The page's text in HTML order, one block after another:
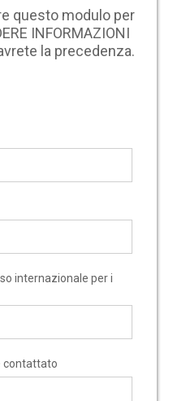
questo modulo per
INFORMAZIONI
la precedenza.
internazionale per i
contattato